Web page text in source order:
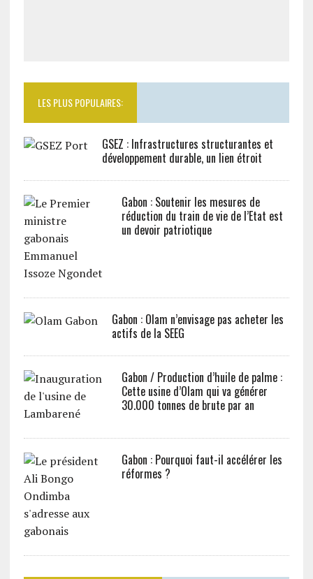
LES PLUS POPULAIRES:
GSEZ : Infrastructures structurantes et
développement durable, un lien étroit
Gabon : Soutenir les mesures de
réduction du train de vie de l’Etat est
un devoir patriotique
Gabon : Olam n’envisage pas acheter les
actifs de la SEEG
Gabon / Production d’huile de palme :
Cette usine d’Olam qui va générer
30.000 tonnes de brute par an
Gabon : Pourquoi faut-il accélérer les
réformes ?